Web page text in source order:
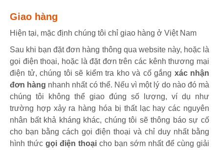
Giao hàng
Hiện tại, mặc định chúng tôi chỉ giao hàng ở Việt Nam
Sau khi bạn đặt đơn hàng thông qua website này, hoặc là
gọi điện thoại, hoặc là đặt đơn trên các kênh thương mại
điện tử, chúng tôi sẽ kiểm tra kho và cố gắng xác nhận
đơn hàng nhanh nhất có thể. Nếu vì một lý do nào đó mà
chúng tôi không thể giao đúng số lượng, ví dụ như
trường hợp xảy ra hàng hóa bị thất lạc hay các nguyên
nhân bất khả kháng khác, chúng tôi sẽ thông báo sự cố
cho bạn bằng cách gọi điện thoại và chỉ duy nhất bằng
hình thức gọi điện thoại cho bạn sớm nhất để cùng giải